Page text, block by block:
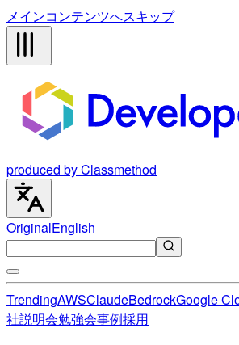
メインコンテンツへスキップ
produced by Classmethod
OriginalEnglish
TrendingAWSClaudeBedrockGoogle
社説明会勉強会事例採用